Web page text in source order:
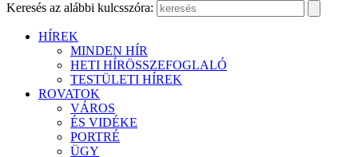
Keresés az alábbi kulcsszóra:
HÍREK
MINDEN HÍR
HETI HÍRÖSSZEFOGLALÓ
TESTÜLETI HÍREK
ROVATOK
VÁROS
ÉS VIDÉKE
PORTRÉ
ÜGY